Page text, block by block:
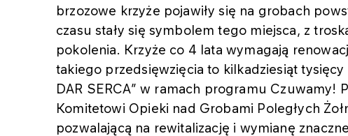
brzozowe krzyże pojawiły się na grobach
czasu stały się symbolem tego miejsca, z
pokolenia. Krzyże co 4 lata wymagają
takiego przedsięwzięcia to kilkadziesiąt tysięcy
DAR SERCA” w ramach programu Czuwamy!
Komitetowi Opieki nad Grobami Poległych
pozwalającą na rewitalizację i wymianę